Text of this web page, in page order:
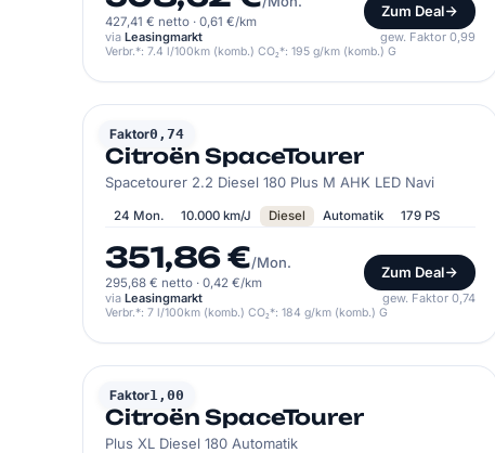
427,41 € netto · 0,61 €/km
Zum Deal
via Leasingmarkt gew. Faktor 0,99
Verbr.*: 7.4 l/100km (komb.) CO₂*: 195 g/km (komb.) G
Faktor0,74
CITROËN
Citroën SpaceTourer
Spacetourer 2.2 Diesel 180 Plus M AHK LED Navi
24 Mon. 10.000 km/J Diesel Automatik 179 PS
351,86 €/Mon.
295,68 € netto · 0,42 €/km
Zum Deal
via Leasingmarkt gew. Faktor 0,74
Verbr.*: 7 l/100km (komb.) CO₂*: 184 g/km (komb.) G
Faktor1,00
CITROËN
Citroën SpaceTourer
Plus XL Diesel 180 Automatik